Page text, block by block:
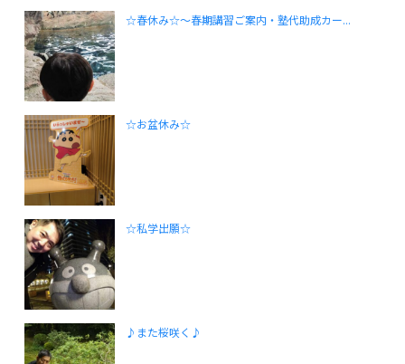
☆春休み☆～春期講習ご案内・塾代助成カー...
☆お盆休み☆
☆私学出願☆
♪また桜咲く♪